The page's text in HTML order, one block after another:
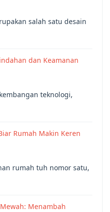
salah satu desain
dan Keamanan
teknologi,
Rumah Makin Keren
rumah tuh nomor satu,
Menambah